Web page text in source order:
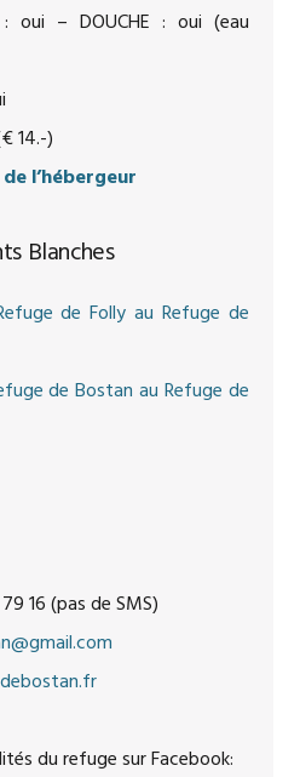
oui – DOUCHE : oui (eau
14.-)
l’hébergeur
Blanches
de Folly au Refuge de
de Bostan au Refuge de
16 (pas de SMS)
du refuge sur Facebook: